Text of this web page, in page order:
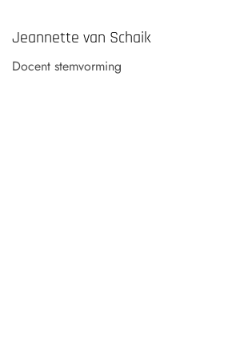
Jeannette van Schaik
Docent stemvorming